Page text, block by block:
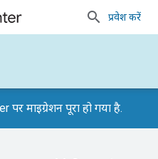
प्रवेश करें
माइग्रेशन पूरा हो गया है.